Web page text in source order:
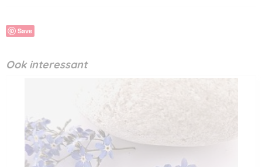
Save
Ook interessant